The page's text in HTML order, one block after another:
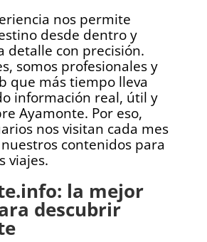
nos permite
desde dentro y
detalle con precisión.
somos profesionales y
que más tiempo lleva
información real, útil y
Ayamonte. Por eso,
nos visitan cada mes
contenidos para
viajes.
la mejor
descubrir